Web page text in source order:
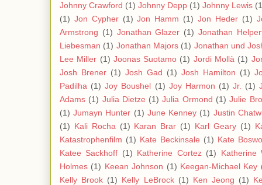
Johnny Crawford (1) Johnny Depp (1) Johnny Lewis
(1) Jon Cypher (1) Jon Hamm (1) Jon Heder (1)
Armstrong (1) Jonathan Glazer (1) Jonathan
Liebesman (1) Jonathan Majors (1) Jonathan und
Lee Miller (1) Joonas Suotamo (1) Jordi Mollà (1)
Josh Brener (1) Josh Gad (1) Josh Hamilton (1)
Padilha (1) Joy Boushel (1) Joy Harmon (1) Jr. (1)
Adams (1) Julia Dietze (1) Julia Ormond (1) Julie
(1) Jumayn Hunter (1) June Kenney (1) Justin
(1) Kali Rocha (1) Karan Brar (1) Karl Geary (1)
Katastrophenfilm (1) Kate Beckinsale (1) Kate
Katee Sackhoff (1) Katherine Cortez (1)
Katherine
Holmes (1) Keean Johnson (1) Keegan-Michael Key
Kelly Brook (1) Kelly LeBrock (1) Ken Jeong (1)